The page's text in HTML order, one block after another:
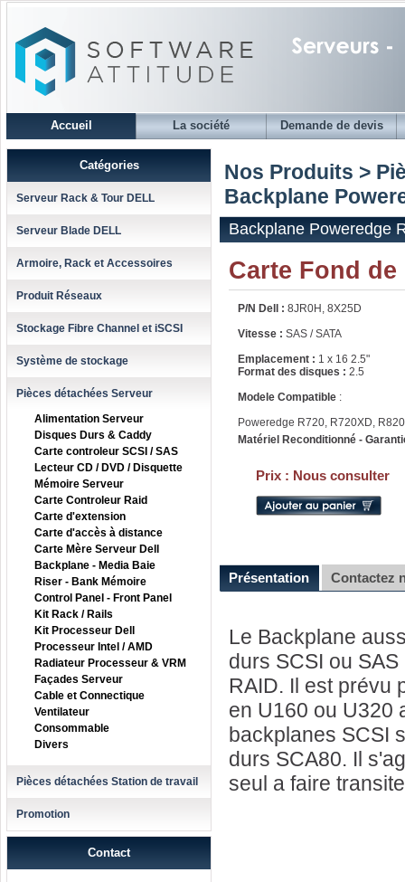
Accueil La société Demande de devis
Catégories
Serveur Rack & Tour DELL
Serveur Blade DELL
Armoire, Rack et Accessoires
Produit Réseaux
Stockage Fibre Channel et iSCSI
Système de stockage
Pièces détachées Serveur
Alimentation Serveur
Disques Durs & Caddy
Carte controleur SCSI / SAS
Lecteur CD / DVD / Disquette
Mémoire Serveur
Carte Controleur Raid
Carte d'extension
Carte d'accès à distance
Carte Mère Serveur Dell
Backplane - Media Baie
Riser - Bank Mémoire
Control Panel - Front Panel
Kit Rack / Rails
Kit Processeur Dell
Processeur Intel / AMD
Radiateur Processeur & VRM
Façades Serveur
Cable et Connectique
Ventilateur
Consommable
Divers
Pièces détachées Station de travail
Promotion
Contact
Nos Produits >
Backplane
Backplane Poweredge
Carte Fond de
P/N Dell : 8JR0H, 8X25D
Vitesse : SAS / SATA
Emplacement : 1 x 16 2.5"
Format des disques : 2.5
Modele Compatible :
Poweredge R720, R720XD, R820
Matériel Reconditionné -
Prix : Nous consulter
Présentation Contactez
Le Backplane
durs SCSI ou
RAID. Il est prévu
en U160 ou U320
backplanes SCSI
durs SCA80. Il
seul a faire